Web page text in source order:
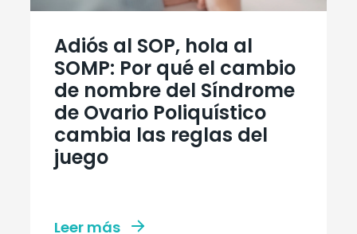
Adiós al SOP, hola al
SOMP: Por qué el cambio
de nombre del Síndrome
de Ovario Poliquístico
cambia las reglas del
juego
Leer más